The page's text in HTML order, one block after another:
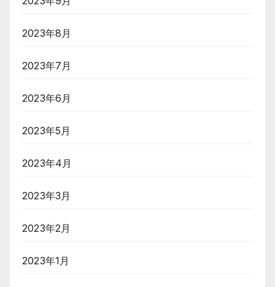
2023年8月
2023年7月
2023年6月
2023年5月
2023年4月
2023年3月
2023年2月
2023年1月